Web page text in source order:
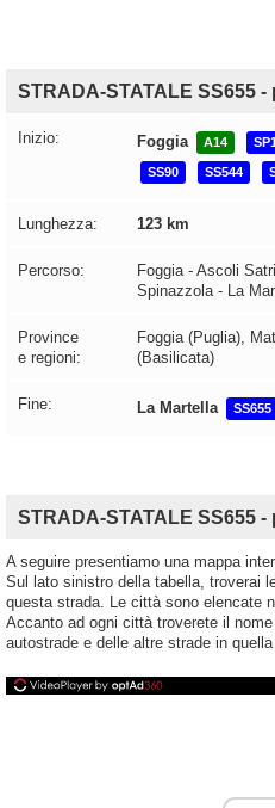
STRADA-STATALE SS655
Inizio: Foggia A14
SS90 SS544
Lunghezza: 123 km
Percorso:
Foggia - Ascoli
Spinazzola - La
Province
e regioni:
Foggia (Puglia),
(Basilicata)
Fine: La Martella SS655
STRADA-STATALE SS655
A seguire presentiamo una mappa
Sul lato sinistro della tabella, troverai
questa strada. Le città sono elencate
Accanto ad ogni città troverete il
autostrade e delle altre strade in